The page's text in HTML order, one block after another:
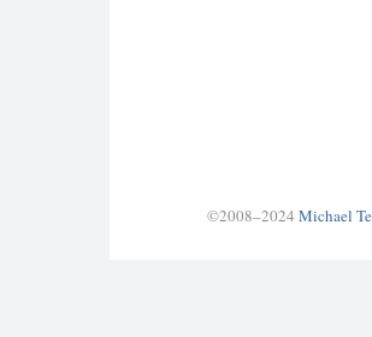
©2008–2024 Michael